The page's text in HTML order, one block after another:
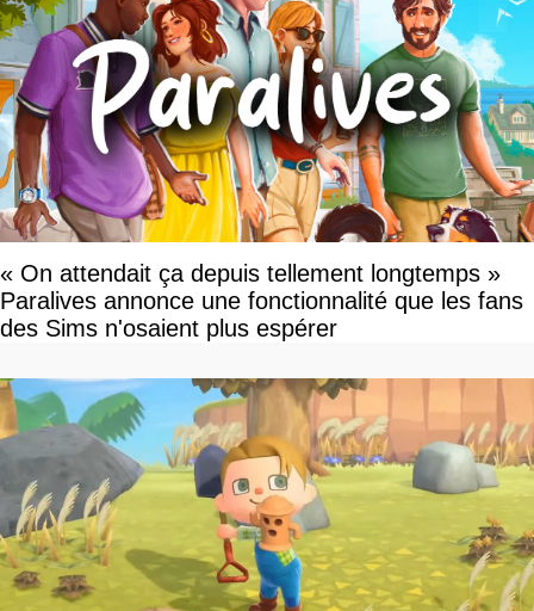
« On attendait ça depuis tellement longtemps »
Paralives annonce une fonctionnalité que les fans
des Sims n'osaient plus espérer